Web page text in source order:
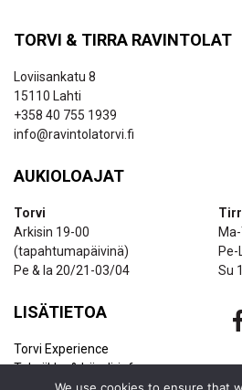
TORVI & TIRRA RAVINTOLAT
Loviisankatu 8
15110 Lahti
+358 40 755 1939
info@ravintolatorvi.fi
AUKIOLOAJAT
Torvi
Arkisin 19-00
(tapahtumapäivinä)
Pe & la 20/21-03/04
Pe-
Su
LISÄTIETOA
Torvi Experience
Tekniikka & bändi-info